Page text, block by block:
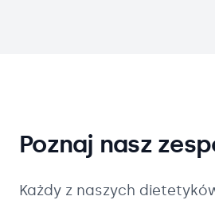
Poznaj nasz
Każdy z naszych